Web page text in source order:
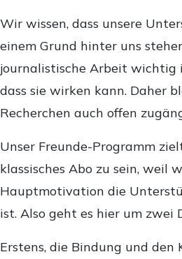
Wir wissen, dass unsere
einem Grund hinter uns
journalistische Arbeit wichtig
dass sie wirken kann. Daher
Recherchen auch offen
Unser Freunde-Programm
klassisches Abo zu sein, weil
Hauptmotivation die
ist. Also geht es hier um zwei
Erstens, die Bindung und den